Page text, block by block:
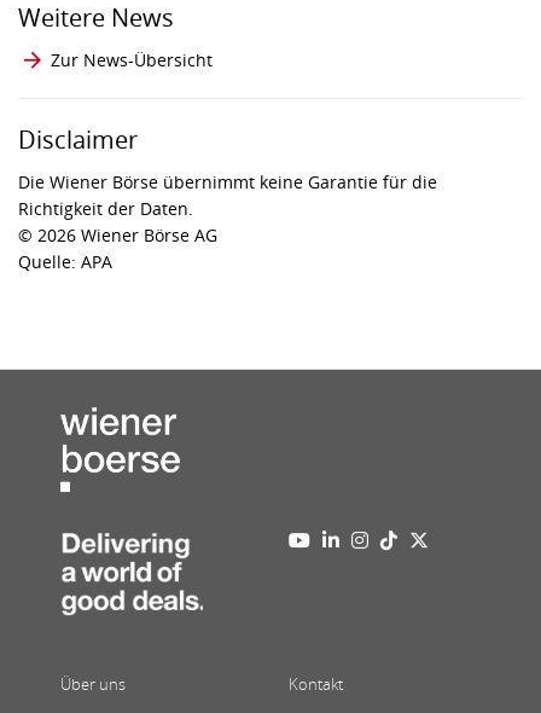
Weitere News
Zur News-Übersicht
Disclaimer
Die Wiener Börse übernimmt keine Garantie für die
Richtigkeit der Daten.
© 2026 Wiener Börse AG
Quelle: APA
Über uns
Kontakt